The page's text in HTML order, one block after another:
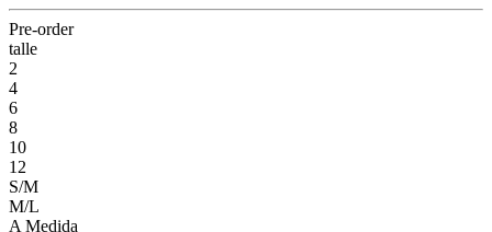
Pre-order
talle
2
4
6
8
10
12
S/M
M/L
A Medida